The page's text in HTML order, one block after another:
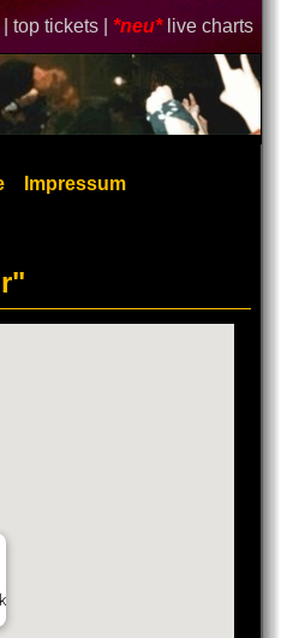
top tickets | *neu* live charts
Impressum